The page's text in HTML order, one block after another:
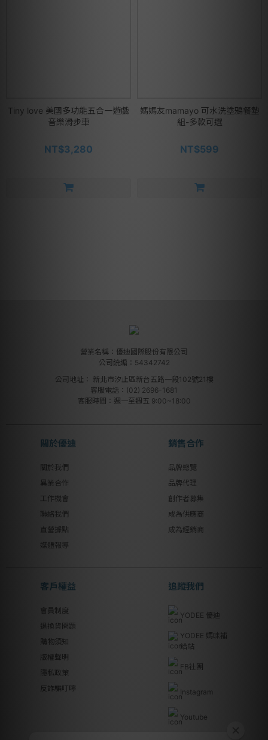
Tiny love 美國多功能五合一遊戲
音樂滑步車
NT$3,280
媽媽友mamayo 可水洗塗鴉餐墊
組-多款可選
NT$599
營業名稱：優迪國際股份有限公司
公司統編：54342742
公司地址： 新北市汐止區新台五路一段102號21樓
客服電話：(02) 2696-1681
客服時間：週一至週五 9:00~18:00
關於優迪
關於我們
異業合作
工作機會
聯絡我們
直營據點
媒體報導
銷售合作
品牌總覽
品牌代理
創作者募集
成為供應商
成為經銷商
客戶權益
會員制度
退換貨問題
購物須知
版權聲明
隱私政策
反詐騙叮嚀
追蹤我們
YODEE 優迪
YODEE 媽咪補
給站
FB社團
Instagram
Youtube